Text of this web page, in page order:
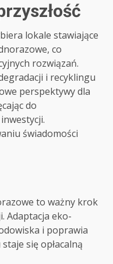
lokale stawiające
co
rozwiązań.
i recyklingu
perspektywy dla
do
świadomości
to ważny krok
Adaptacja eko-
i poprawia
się opłacalną